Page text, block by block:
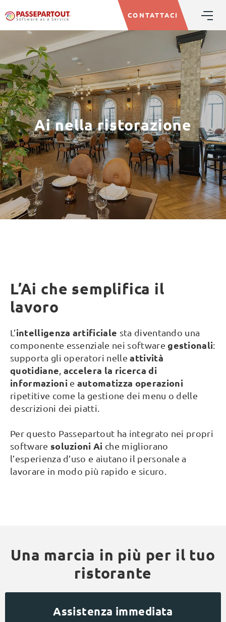
CONTATTACI
Ai nella ristorazione
L’Ai che semplifica il
lavoro
L’intelligenza artificiale sta diventando una
componente essenziale nei softwaregestionali:
supporta gli operatori nelleattività
quotidiane accelera la ricerca di
informazionie automatizza operazioni
ripetitive come la gestione dei menu o delle
descrizioni dei piatti.
Per questo Passepartout ha integrato nei propri
software soluzioni Ai che migliorano
l’esperienza d’uso e aiutano il personale a
lavorare in modo più rapido e sicuro.
Una marcia in più per il tuo
ristorante
Assistenza immediata